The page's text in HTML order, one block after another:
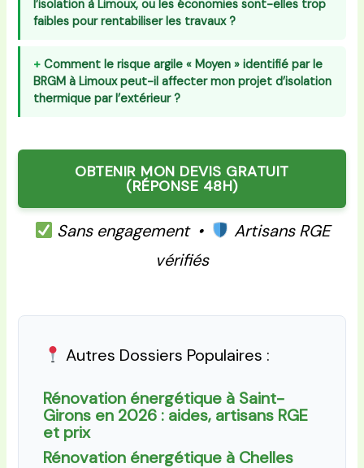
l’isolation à Limoux, ou les économies sont-elles trop
faibles pour rentabiliser les travaux ?
Comment le risque argile « Moyen » identifié par le
BRGM à Limoux peut-il affecter mon projet d’isolation
thermique par l’extérieur ?
OBTENIR MON DEVIS GRATUIT
(RÉPONSE 48H)
Sans engagement •
Artisans RGE
vérifiés
Autres Dossiers Populaires :
Rénovation énergétique à Saint-
Girons en 2026 : aides, artisans RGE
et prix
Rénovation énergétique à Chelles